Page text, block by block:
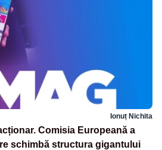
Ionuț Nichita
Comisia Europeană a
schimbă structura gigantului